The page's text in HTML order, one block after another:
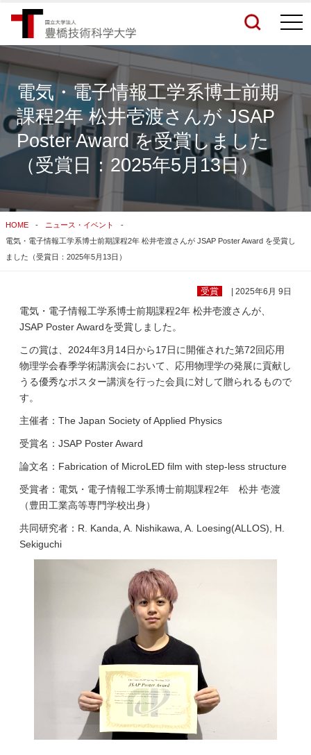
検索結果をもっと見る
関連サイトすべてを検索する
電気・電子情報工学系博士前期
課程2年 松井壱渡さんが JSAP
Poster Award を受賞しました
（受賞日：2025年5月13日）
HOME
ニュース・イベント
電気・電子情報工学系博士前期課程2年 松井壱渡さんが JSAP Poster Award を受賞し
ました（受賞日：2025年5月13日）
受賞 | 2025年6月 9日
電気・電子情報工学系博士前期課程2年 松井壱渡さんが、
JSAP Poster Awardを受賞しました。
この賞は、2024年3月14日から17日に開催された第72回応用
物理学会春季学術講演会において、応用物理学の発展に貢献し
うる優秀なポスター講演を行った会員に対して贈られるもので
す。
主催者：The Japan Society of Applied Physics
受賞名：JSAP Poster Award
論文名：Fabrication of MicroLED film with step-less structure
受賞者：電気・電子情報工学系博士前期課程2年 松井 壱渡
（豊田工業高等専門学校出身）
共同研究者：R. Kanda, A. Nishikawa, A. Loesing(ALLOS), H.
Sekiguchi